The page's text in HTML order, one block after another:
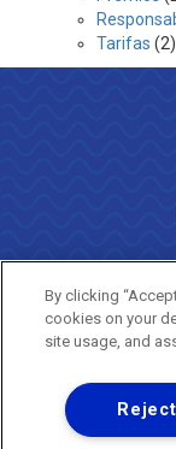
Tarifas (2)
By clicking
cookies on your
site usage, and
Reject